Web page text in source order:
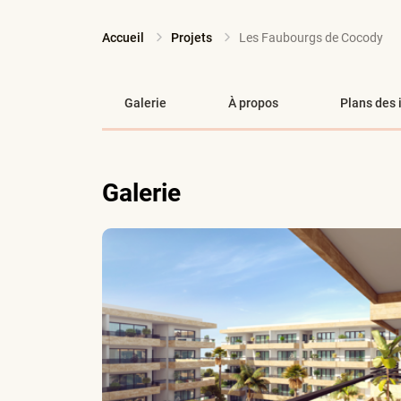
Accueil Projets Les Faubourgs de Cocody
Galerie À propos Plans des
Galerie